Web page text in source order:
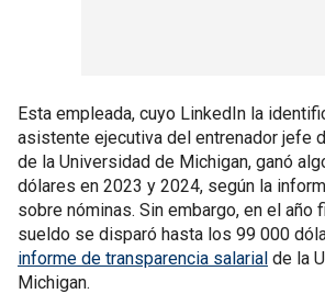
Esta empleada, cuyo LinkedIn la
asistente ejecutiva del entrenador jefe
de la Universidad de Michigan, ganó
dólares en 2023 y 2024, según la
sobre nóminas. Sin embargo, en el año
sueldo se disparó hasta los 99 000
informe de transparencia salarial de la
Michigan.